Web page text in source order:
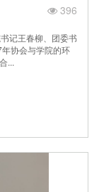
396
记王春柳、团委书
协会与学院的环
...